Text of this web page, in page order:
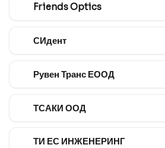
Friends Optics
СИдент
Рувен Транс ЕООД
ТСАКИ ООД
ТИ ЕС ИНЖЕНЕРИНГ